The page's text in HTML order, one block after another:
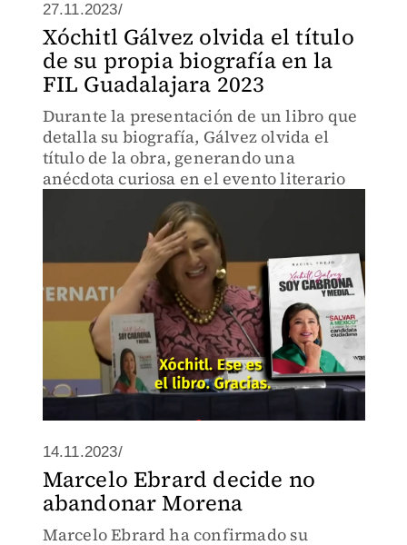
27.11.2023/
Xóchitl Gálvez olvida el título
de su propia biografía en la
FIL Guadalajara 2023
Durante la presentación de un libro que
detalla su biografía, Gálvez olvida el
título de la obra, generando una
anécdota curiosa en el evento literario
14.11.2023/
Marcelo Ebrard decide no
abandonar Morena
Marcelo Ebrard ha confirmado su